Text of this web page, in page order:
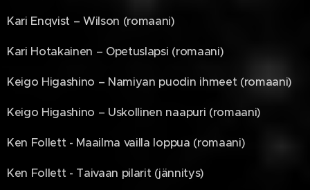
Kari Enqvist – Wilson (romaani)
Kari Hotakainen – Opetuslapsi (romaani)
Keigo Higashino – Namiyan puodin ihmeet (romaani)
Keigo Higashino – Uskollinen naapuri (romaani)
Ken Follett - Maailma vailla loppua (romaani)
Ken Follett - Taivaan pilarit (jännitys)